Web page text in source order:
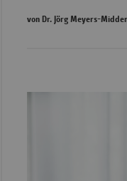
von Dr. Jörg Meyers-